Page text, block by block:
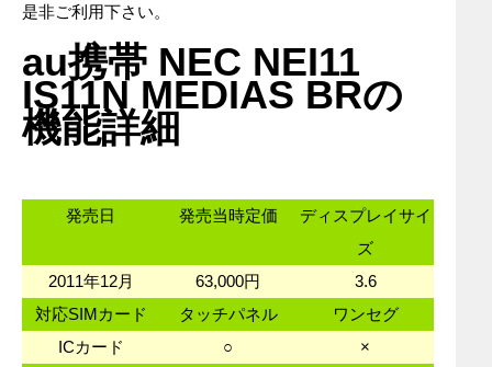
是非ご利用下さい。
au携帯 NEC NEI11
IS11N MEDIAS BRの
機能詳細
発売日 発売当時定価
ディスプレイサイ
ズ
2011年12月
63,000円
3.6
対応SIMカード
タッチパネル
ワンセグ
ICカード
○
×